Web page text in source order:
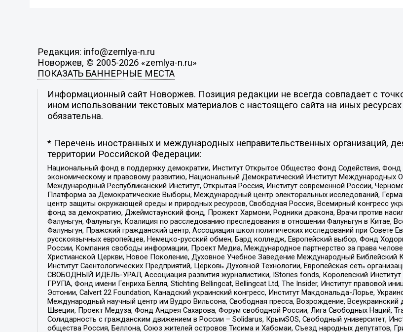
Редакция: info@zemlya-n.ru
Новоржев, © 2005-2026 «zemlya-n.ru»
ПОКАЗАТЬ БАННЕРНЫЕ МЕСТА
Информационный сайт Новоржев. Позиция редакции не всегда совпадает с
ином использовании текстовых материалов с настоящего сайта на иных
обязательна.
* Перечень иностранных и международных неправительственных организаций,
территории Российской Федерации:
Национальный фонд в поддержку демократии, Институт Открытое Общество Фонд Содействия,
экономическому и правовому развитию, Национальный Демократический Институт Международных
Международный Республиканский Институт, Открытая Россия, Институт современной России,
Платформа за Демократические Выборы, Международный центр электоральных исследований,
центр защиты окружающей среды и природных ресурсов, Свободная Россия, Всемирный конгресс
фонд за демократию, Джеймстаунский фонд, Прожект Хармони, Родники дракона, Врачи против
Фалуньгун, Фалуньгун, Коалиция по расследованию преследования в отношении Фалуньгун в Китае,
Фалуньгун, Пражский гражданский центр, Ассоциация школ политических исследований при Совете
русскоязычных европейцев, Немецко-русский обмен, Бард колледж, Европейский выбор, Фонд
России, Компания свободы информации, Проект Медиа, Международное партнерство за права
Христианской Церкви, Новое Поколение, Духовное Учебное Заведение Международный
Институт Саентологических Предприятий, Церковь Духовной Технологии, Европейская сеть
СВОБОДНЫЙ ИДЕЛЬ-УРАЛ, Ассоциация развития журналистики, IStories fonds, Королевский
ГРУПА, Фонд имени Генриха Бёлля, Stichting Bellingcat, Bellingcat Ltd, The Insider, Институт правовой
Эстонии, Calvert 22 Foundation, Канадский украинский конгресс, Институт Макдональда-Лорье,
Международный научный центр им Вудро Вильсона, Свободная пресса, Возрождение, Всеукраинский
Швеции, Проект Медуза, Фонд Андрея Сахарова, Форум свободной России, Лига Свободных Наций,
Солидарность с гражданским движением в России – Solidarus, КрымSOS, Свободный университет,
общества Россия, Беллона, Союз жителей островов Тисима и Хабомаи, Съезд народных депутатов,